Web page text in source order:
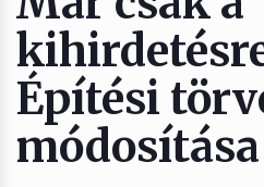
Építési
módosítása